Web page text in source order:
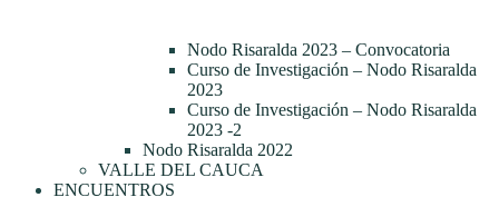
Nodo Risaralda 2023 – Convocatoria
Curso de Investigación – Nodo Risaralda
2023
Curso de Investigación – Nodo Risaralda
2023 -2
Nodo Risaralda 2022
VALLE DEL CAUCA
ENCUENTROS